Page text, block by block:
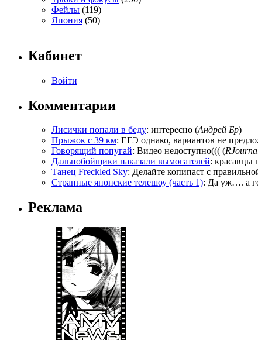
Фейлы (119)
Япония (50)
Кабинет
Войти
Комментарии
Лисички попали в беду: интересно (Андрей Бр)
Прыжок с 39 км: ЕГЭ однако, вариантов не
Говорящий попугай: Видео недоступно((( (
Дальнобойщики наказали вымогателей: красавцы
Танец Freckled Sky: Делайте копипаст с
Странные японские телешоу (часть 1): Да уж…. а
Реклама